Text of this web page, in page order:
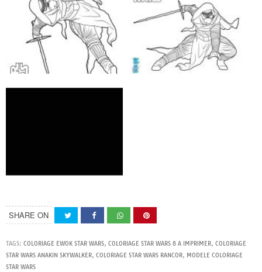
SHARE ON
TAGS: COLORIAGE EWOK STAR WARS, COLORIAGE STAR WARS 8 A IMPRIMER, COLORIAGE
STAR WARS ANAKIN SKYWALKER, COLORIAGE STAR WARS RANCOR, MODELE COLORIAGE
STAR WARS